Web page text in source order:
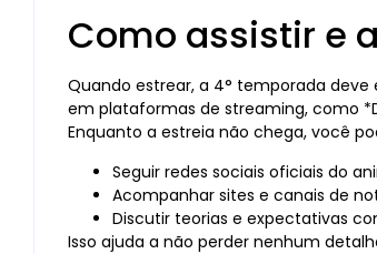
Como assistir e
Quando estrear, a 4° temporada
em plataformas de streaming, como
Enquanto a estreia não chega, você
Seguir redes sociais oficiais do
Acompanhar sites e canais de
Discutir teorias e expectativas
Isso ajuda a não perder nenhum